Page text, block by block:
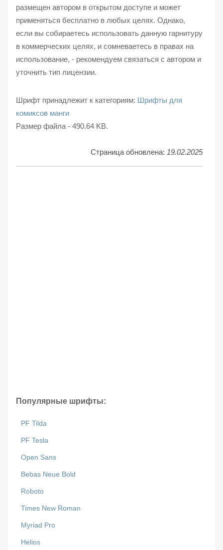
размещен автором в открытом доступе и может
применяться бесплатно в любых целях. Однако,
если вы собираетесь использовать данную гарнитуру
в коммерческих целях, и сомневаетесь в правах на
использование, - рекомендуем связаться с автором и
уточнить тип лицензии.
Шрифт принадлежит к категориям: Шрифты для
комиксов манги
Размер файла - 490.64 KB.
Страница обновлена: 19.02.2025
Популярные шрифты:
PF Tilda
PF Tesla
Open Sans
Bebas Neue Bold
Roboto
Times New Roman
Myriad Pro
Helios